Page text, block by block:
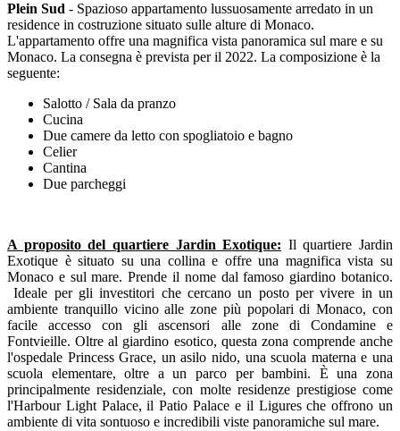
Plein Sud - Spazioso appartamento lussuosamente arredato in un
residence in costruzione situato sulle alture di Monaco.
L'appartamento offre una magnifica vista panoramica sul mare e su
Monaco. La consegna è prevista per il 2022. La composizione è la
seguente:
Salotto / Sala da pranzo
Cucina
Due camere da letto con spogliatoio e bagno
Celier
Cantina
Due parcheggi
A proposito del quartiere Jardin Exotique: Il quartiere Jardin
Exotique è situato su una collina e offre una magnifica vista su
Monaco e sul mare. Prende il nome dal famoso giardino botanico.
Ideale per gli investitori che cercano un posto per vivere in un
ambiente tranquillo vicino alle zone più popolari di Monaco, con
facile accesso con gli ascensori alle zone di Condamine e
Fontvieille. Oltre al giardino esotico, questa zona comprende anche
l'ospedale Princess Grace, un asilo nido, una scuola materna e una
scuola elementare, oltre a un parco per bambini. È una zona
principalmente residenziale, con molte residenze prestigiose come
l'Harbour Light Palace, il Patio Palace e il Ligures che offrono un
ambiente di vita sontuoso e incredibili viste panoramiche sul mare.